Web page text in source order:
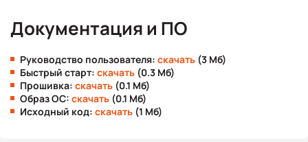
Документация и ПО
Руководство пользователя: скачать (3 Мб)
Быстрый старт: скачать (0.3 Мб)
Прошивка: скачать (0.1 Мб)
Образ ОС: скачать (0.1 Мб)
Исходный код: скачать (1 Мб)